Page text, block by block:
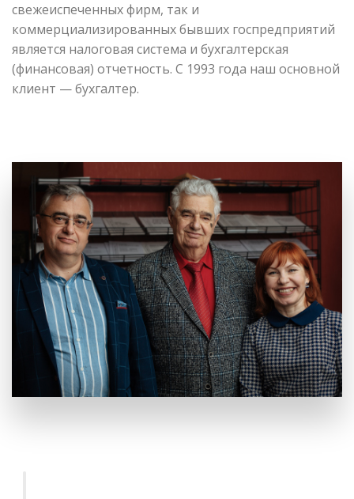
свежеиспеченных фирм, так и
коммерциализированных бывших госпредприятий
является налоговая система и бухгалтерская
(финансовая) отчетность. С 1993 года наш основной
клиент — бухгалтер.